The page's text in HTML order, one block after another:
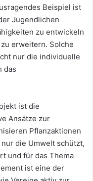
Beispiel ist
Jugendlichen
zu entwickeln
erweitern. Solche
nur die individuelle
das
ist die
Ansätze zur
Pflanzaktionen
die Umwelt schützt,
und für das Thema
ist eine der